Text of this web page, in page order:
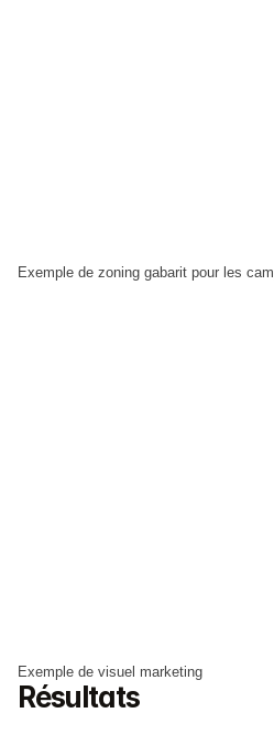
Exemple de zoning gabarit pour les
Exemple de visuel marketing
Résultats